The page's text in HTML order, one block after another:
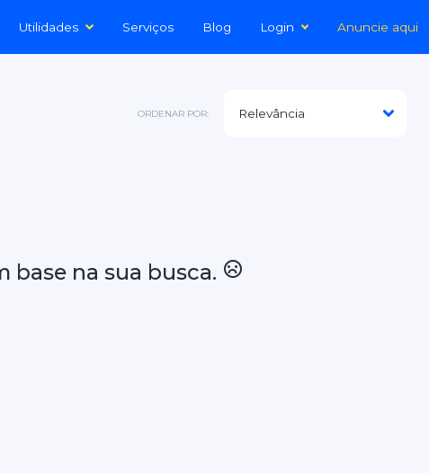
Utilidades Serviços Blog Login Anuncie aqui
ORDENAR POR:
na sua busca.